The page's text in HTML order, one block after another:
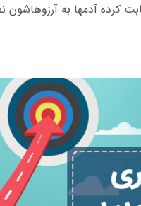
کرده آدمها به